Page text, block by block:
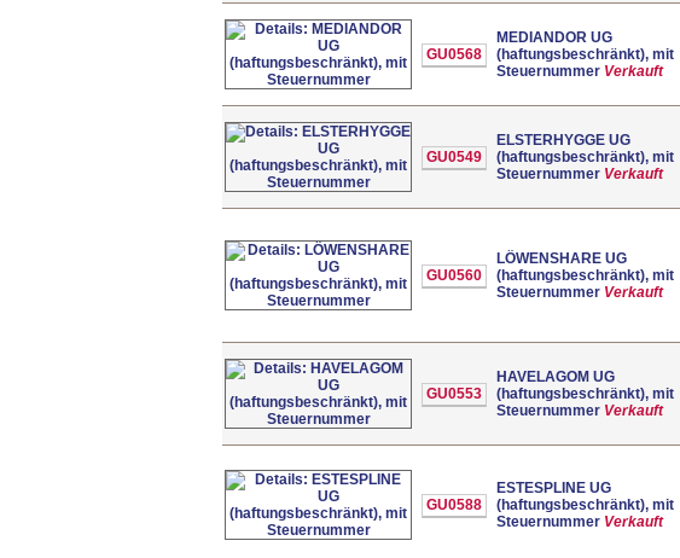
GU0568
MEDIANDOR UG
(haftungsbeschränkt), mit
Steuernummer Verkauft
GU0549
ELSTERHYGGE UG
(haftungsbeschränkt), mit
Steuernummer Verkauft
GU0560
LÖWENSHARE UG
(haftungsbeschränkt), mit
Steuernummer Verkauft
GU0553
HAVELAGOM UG
(haftungsbeschränkt), mit
Steuernummer Verkauft
GU0588
ESTESPLINE UG
(haftungsbeschränkt), mit
Steuernummer Verkauft